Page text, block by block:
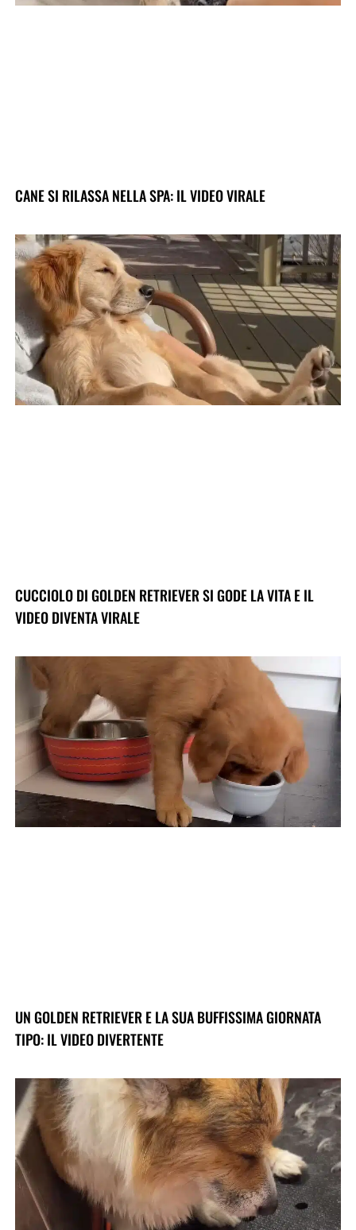
CANE SI RILASSA NELLA SPA: IL VIDEO VIRALE
CUCCIOLO DI GOLDEN RETRIEVER SI GODE LA VITA E IL
VIDEO DIVENTA VIRALE
UN GOLDEN RETRIEVER E LA SUA BUFFISSIMA GIORNATA
TIPO: IL VIDEO DIVERTENTE